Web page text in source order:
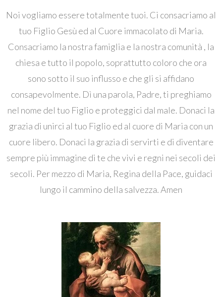
Noi vogliamo essere totalmente tuoi. Ci consacriamo al
tuo Figlio Gesù ed al Cuore immacolato di Maria.
Consacriamo la nostra famiglia e la nostra comunità , la
chiesa e tutto il popolo, soprattutto coloro che ora
sono sotto il suo influsso e che gli si affidano
consapevolmente. Dì una parola, Padre, ti preghiamo
nel nome del tuo Figlio e proteggici dal male. Donaci la
grazia di unirci al tuo Figlio ed al cuore di Maria con un
cuore libero. Donaci la grazia di servirti e di diventare
sempre più immagine di te che vivi e regni nei secoli dei
secoli. Per mezzo di Maria, Regina della Pace, guidaci
lungo il cammino della salvezza. Amen